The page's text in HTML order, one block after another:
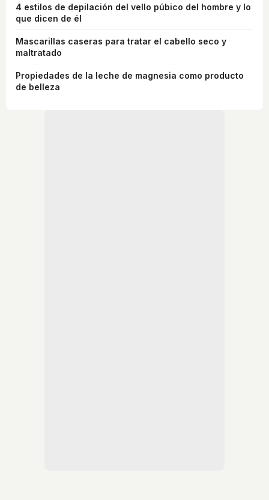
4 estilos de depilación del vello púbico del hombre y lo
que dicen de él
Mascarillas caseras para tratar el cabello seco y
maltratado
Propiedades de la leche de magnesia como producto
de belleza